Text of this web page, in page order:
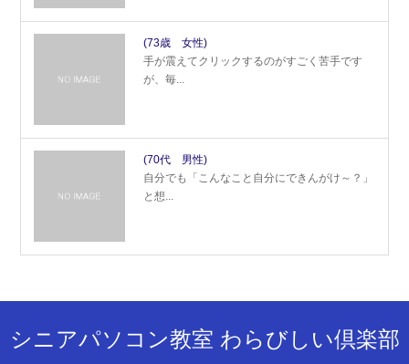
(73歳 女性)
手が震えてクリックするのがすごく苦手です
が、毎...
(70代 男性)
自分でも「こんなこと自分にできんがけ～？」
と想...
シニアパソコン教室 わらびしい倶楽部